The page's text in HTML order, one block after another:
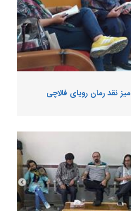
نقد رمان رویای فالاچی